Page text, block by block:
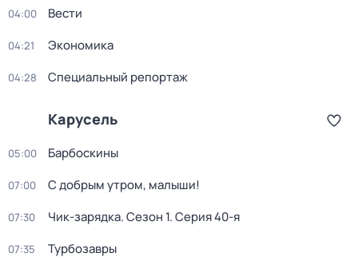
04:00 Вести
04:21 Экономика
04:28 Специальный репортаж
Карусель
05:00 Барбоскины
07:00 С добрым утром, малыши!
07:30 Чик-зарядка. Сезон 1. Серия 40-я
07:35 Турбозавры